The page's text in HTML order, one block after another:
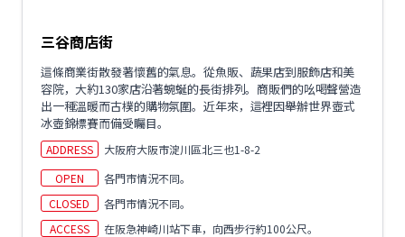
三谷商店街
這條商業街散發著懷舊的氣息。從魚販、蔬果店到服飾店和美
容院，大約130家店沿著蜿蜒的長街排列。商販們的吆喝聲營造
出一種溫暖而古樸的購物氛圍。近年來，這裡因舉辦世界壺式
冰壺錦標賽而備受矚目。
ADDRESS
大阪府大阪市淀川區北三也1-8-2
OPEN
各門市情況不同。
CLOSED
各門市情況不同。
ACCESS
在阪急神崎川站下車，向西步行約100公尺。